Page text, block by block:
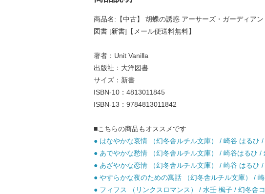
商品名:【中古】 胡蝶の誘惑 アーサーズ・ガーディア
図書 [新書]【メール便送料無料】
著者：Unit Vanilla
出版社：大洋図書
サイズ：新書
ISBN-10：4813011845
ISBN-13：9784813011842
■こちらの商品もオススメです
● はなやかな哀情 （幻冬舎ルチル文庫） / 崎谷 はるひ
● あでやかな愁情 （幻冬舎ルチル文庫） / 崎谷はるひ /
● あざやかな恋情 （幻冬舎ルチル文庫） / 崎谷 はるひ
● やすらかな夜のための寓話 （幻冬舎ルチル文庫） /
● フィフス （リンクスロマンス） / 水壬 楓子 / 幻冬舎